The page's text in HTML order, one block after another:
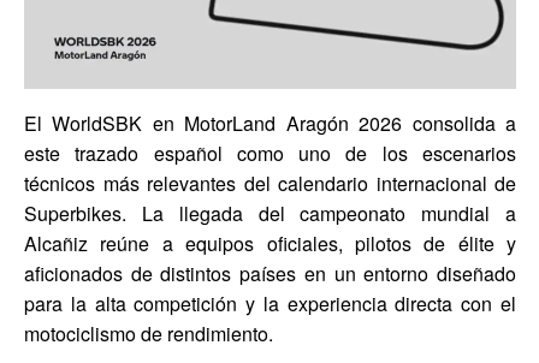
El WorldSBK en MotorLand Aragón 2026 consolida a
este trazado español como uno de los escenarios
técnicos más relevantes del calendario internacional de
Superbikes. La llegada del campeonato mundial a
Alcañiz reúne a equipos oficiales, pilotos de élite y
aficionados de distintos países en un entorno diseñado
para la alta competición y la experiencia directa con el
motociclismo de rendimiento.